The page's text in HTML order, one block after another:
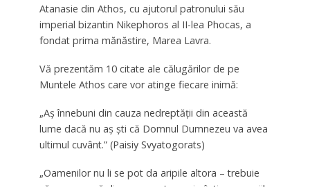
Atanasie din Athos, cu ajutorul patronului său
imperial bizantin Nikephoros al II-lea Phocas, a
fondat prima mănăstire, Marea Lavra.
Vă prezentăm 10 citate ale călugărilor de pe
Muntele Athos care vor atinge fiecare inimă:
„Aș înnebuni din cauza nedreptății din această
lume dacă nu aș ști că Domnul Dumnezeu va avea
ultimul cuvânt.” (Paisiy Svyatogorats)
„Oamenilor nu li se pot da aripile altora – trebuie